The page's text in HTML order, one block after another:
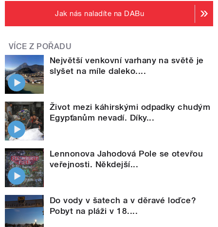
Jak nás naladíte na DABu
VÍCE Z POŘADU
Největší venkovní varhany na světě je
slyšet na míle daleko....
Život mezi káhirskými odpadky chudým
Egypťanům nevadí. Díky...
Lennonova Jahodová Pole se otevřou
veřejnosti. Někdejší...
Do vody v šatech a v děravé loďce?
Pobyt na pláži v 18....